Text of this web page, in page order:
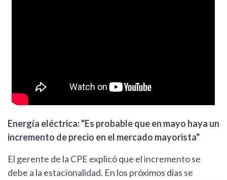
Energía eléctrica: "Es probable que en mayo haya un
incremento de precio en el mercado mayorista"
El gerente de la CPE explicó que el incremento se
debe a la estacionalidad. En los próximos días se